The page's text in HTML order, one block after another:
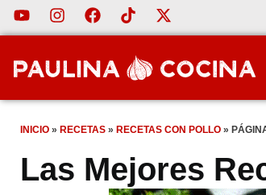
INICIO » RECETAS » RECETAS CON POLLO »
Las Mejores